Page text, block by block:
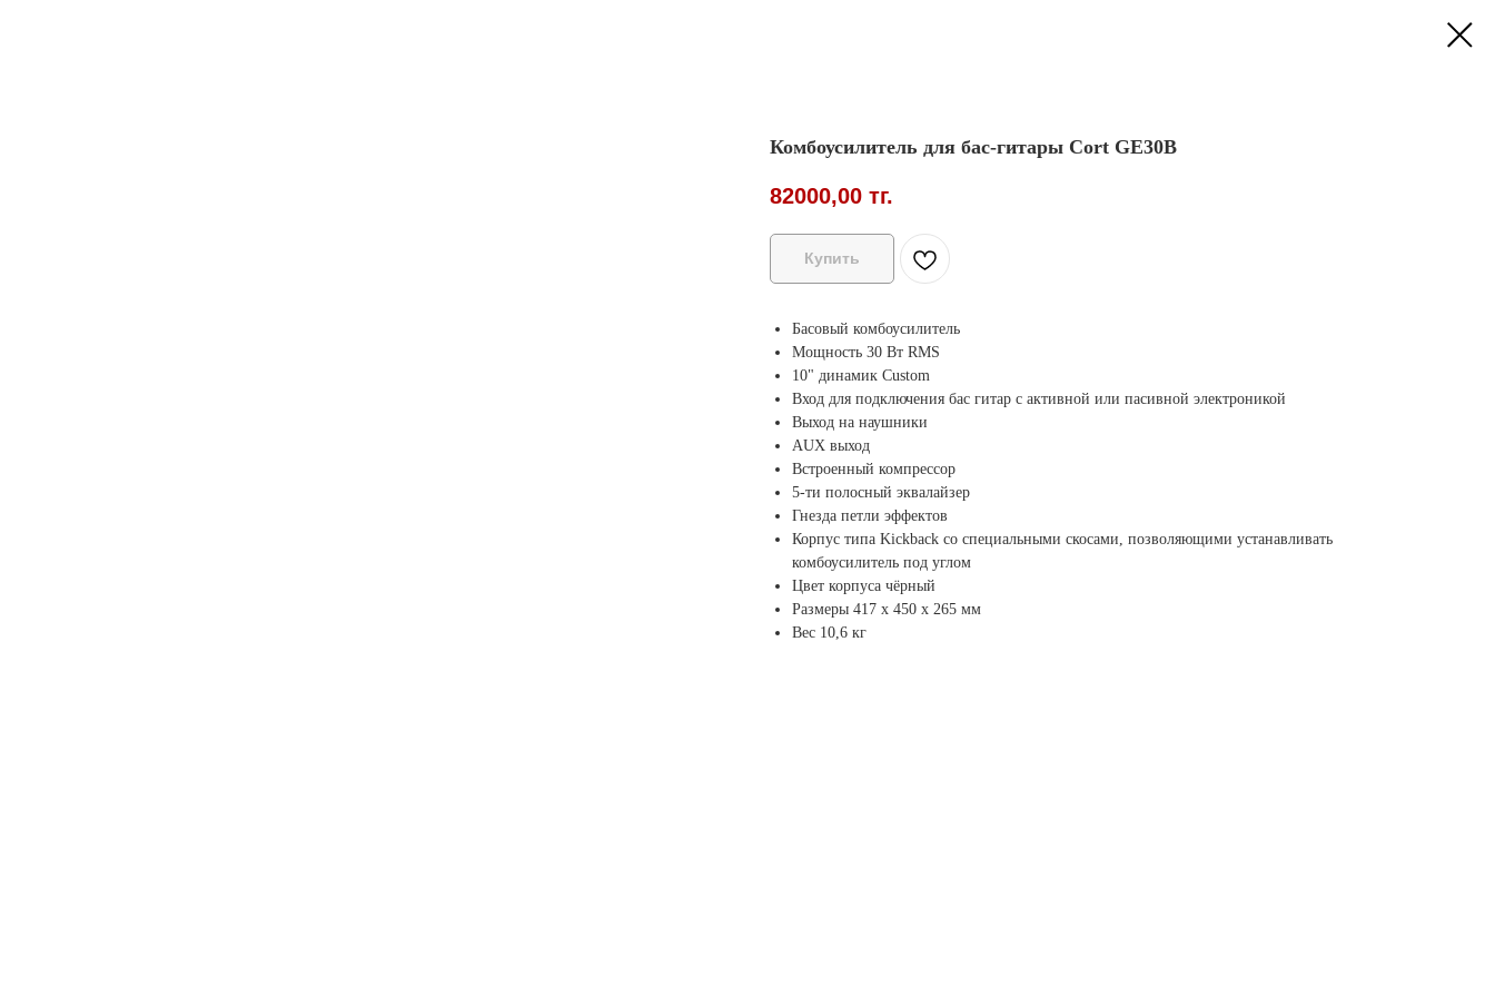
Комбоусилитель для бас-гитары Cort GE30B
82000,00 тг.
Купить
Басовый комбоусилитель
Мощность 30 Вт RMS
10" динамик Сustom
Вход для подключения бас гитар с активной или пасивной электроникой
Выход на наушники
AUX выход
Встроенный компрессор
5-ти полосный эквалайзер
Гнезда петли эффектов
Корпус типа Kickback со специальными скосами, позволяющими устанавливать
комбоусилитель под углом
Цвет корпуса чёрный
Размеры 417 x 450 x 265 мм
Вес 10,6 кг